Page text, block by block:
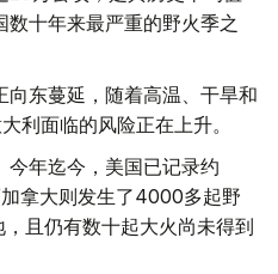
十年来最严重的野火季之
东蔓延，随着高温、干旱和
利面临的风险正在上升。
今年迄今，美国已记录约
拿大则发生了4000多起野
且仍有数十起大火尚未得到